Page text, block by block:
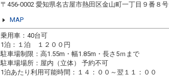
〒456-0002 愛知県名古屋市熱田区金山町一丁目９番８号
MAP
乗用車：40台可
1泊：１泊 １２００円
駐車場制限：高1.55m・幅1.85m・長さ5ｍまで
駐車場場所：屋内（立体） 予約不可
1泊あたり利用可能時間：１４：００～翌１１：００